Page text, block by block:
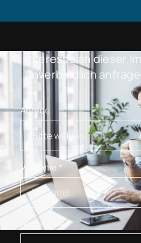
Interesse an dieser
unverbindlich
Anrede
Vorname *
Nachname*